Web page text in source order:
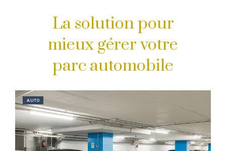
La solution pour
mieux gérer votre
parc automobile
AUTO